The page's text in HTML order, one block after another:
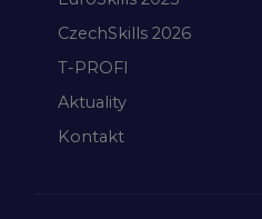
CzechSkills 2026
T-PROFI
Aktuality
Kontakt